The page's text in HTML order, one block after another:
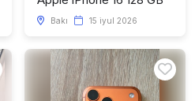
Bakı 15 iyul 2026